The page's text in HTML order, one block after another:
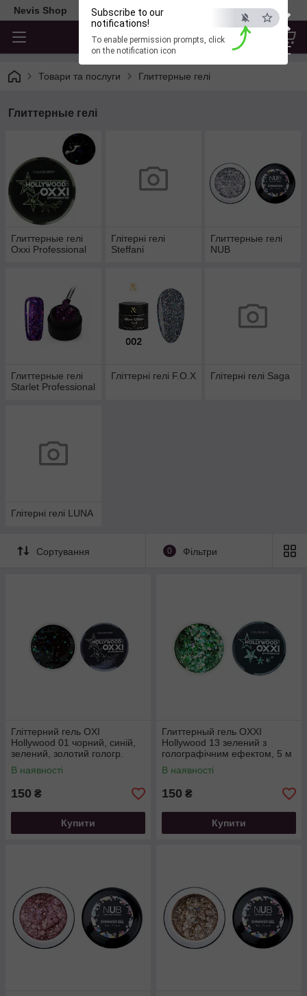
×
ESC
Subscribe to our
notifications!
To enable permission prompts, click
on the notification icon
Nevis Shop
Товари та послуги Глиттерные гелі
Глиттерные гелі
Глиттерные гелі
Oxxi Professional
Глітерні гелі
Steffani
Глиттерные гелі
NUB
Глиттерные гелі
Starlet Professional
Гліттерні гелі F.O.X Глітерні гелі Saga
Глітерні гелі LUNA
Сортування 0 Фільтри
Гліттерний гель OXI
Hollywood 01 чорний, синій,
зелений, золотий гологр.
мікс, 5 г
В наявності
150 ₴
Купити
Глиттерный гель OXXI
Hollywood 13 зелений з
голографічним ефектом, 5 м
В наявності
150 ₴
Купити